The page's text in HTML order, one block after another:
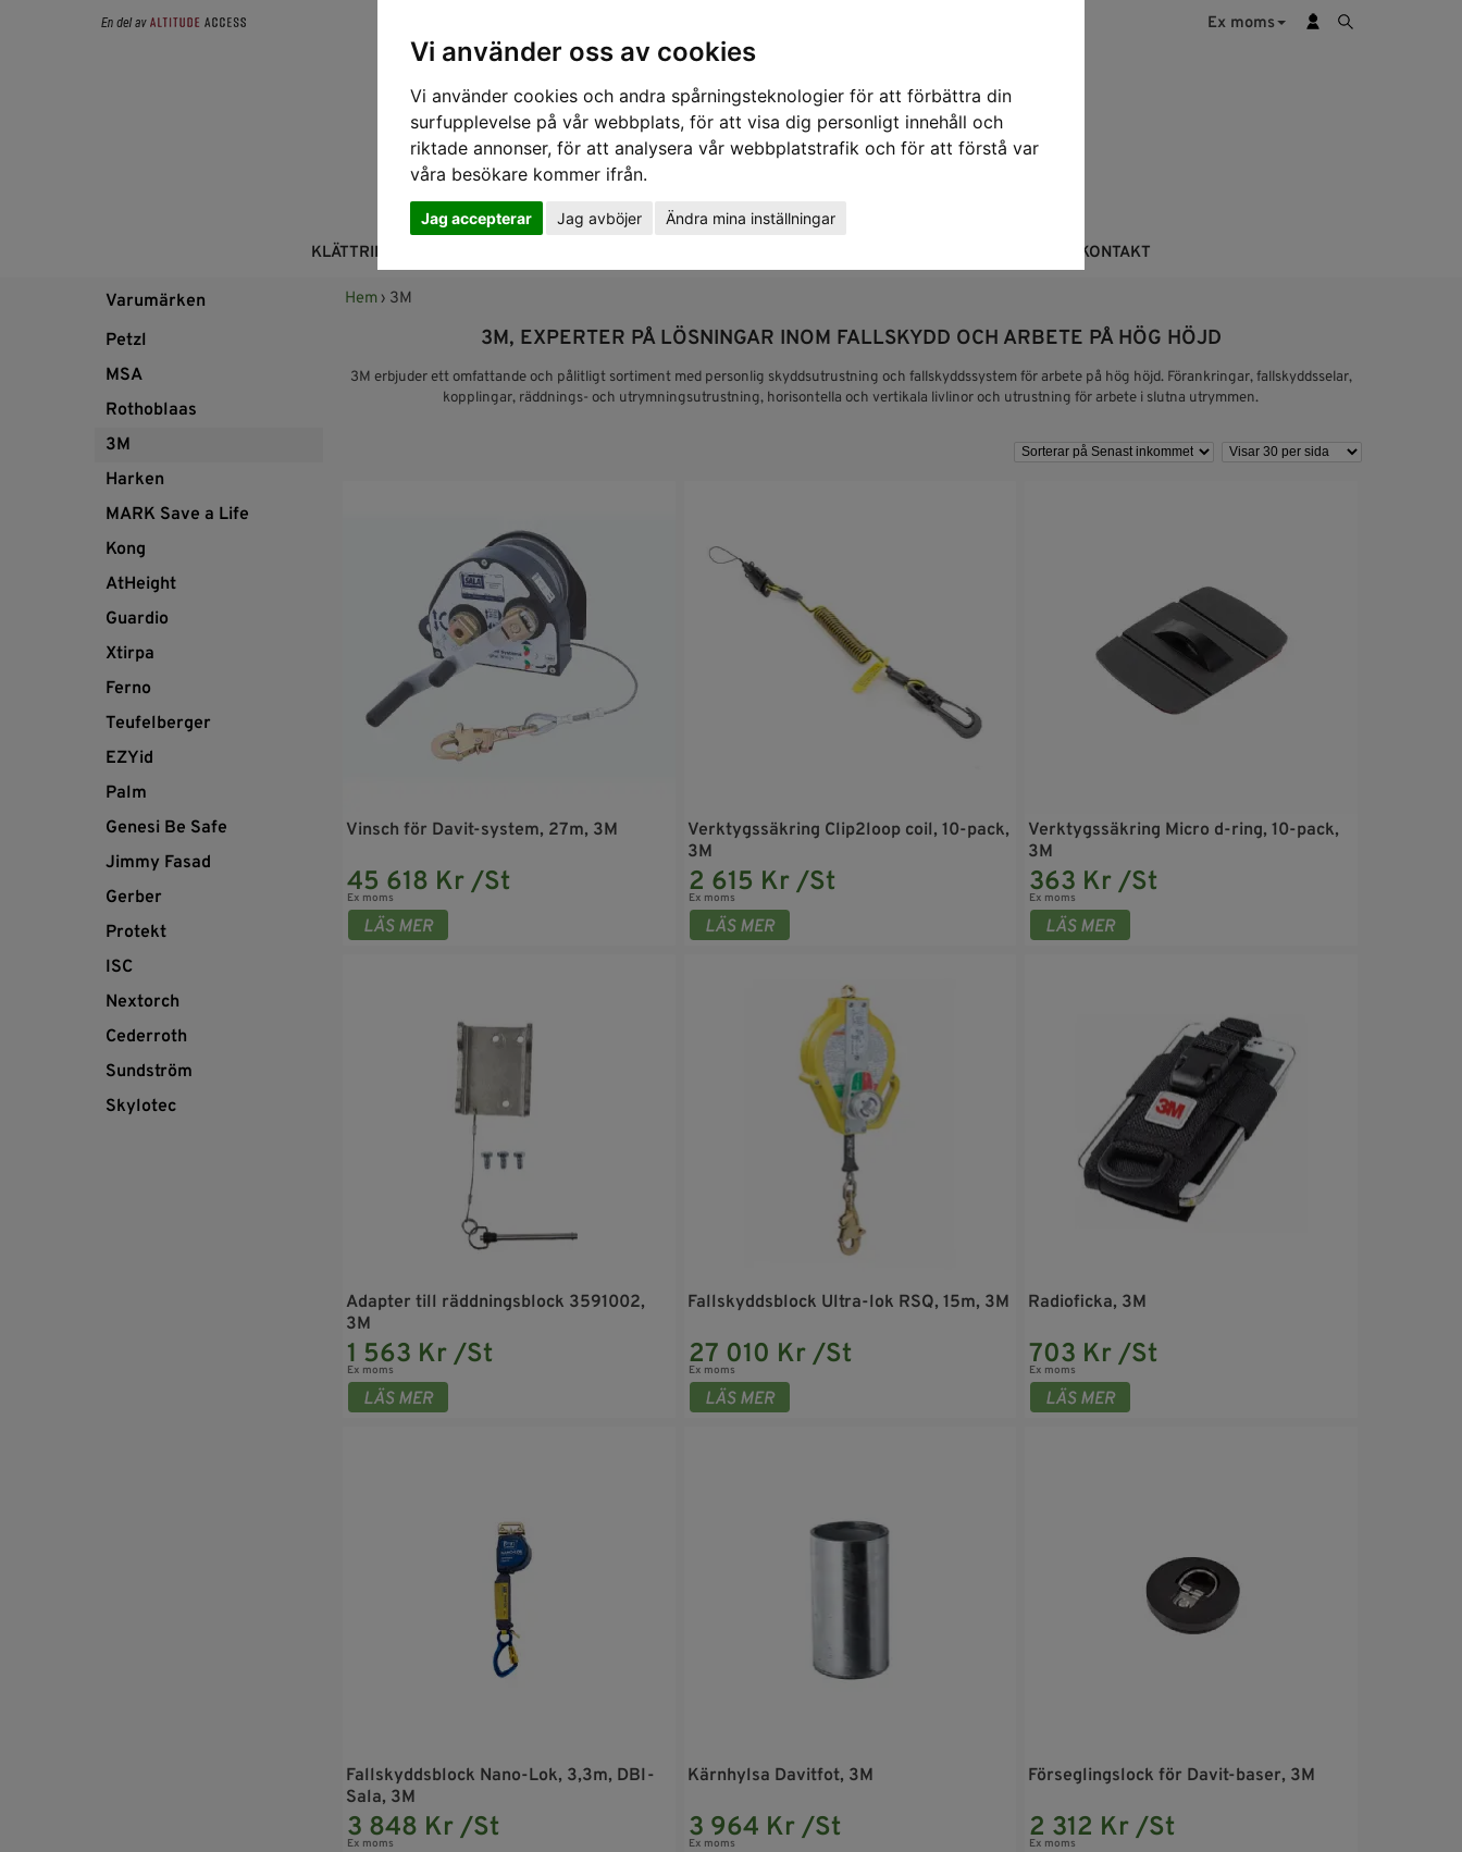
Vi använder oss av cookies
Vi använder cookies och andra spårningsteknologier för att förbättra din
surfupplevelse på vår webbplats, för att visa dig personligt innehåll och
riktade annonser, för att analysera vår webbplatstrafik och för att förstå var
våra besökare kommer ifrån.
Jag accepterar Jag avböjer Ändra mina inställningar
Ex moms
KLÄTTRING KONTAKT
Varumärken
Petzl
MSA
Rothoblaas
3M
Harken
MARK Save a Life
Kong
AtHeight
Guardio
Xtirpa
Ferno
Teufelberger
EZYid
Palm
Genesi Be Safe
Jimmy Fasad
Gerber
Protekt
ISC
Nextorch
Cederroth
Sundström
Skylotec
Hem› 3M
3M, EXPERTER PÅ LÖSNINGAR INOM FALLSKYDD OCH ARBETE PÅ HÖG HÖJD
3M erbjuder ett omfattande och pålitligt sortiment med personlig skyddsutrustning och fallskyddssystem för arbete på hög höjd. Förankringar, fallskyddsselar,
kopplingar, räddnings- och utrymningsutrustning, horisontella och vertikala livlinor och utrustning för arbete i slutna utrymmen.
Vinsch för Davit-system, 27m, 3M
45 618 Kr /St
Ex moms
Verktygssäkring Clip2loop coil, 10-pack,
3M
2 615 Kr /St
Ex moms
Verktygssäkring Micro d-ring, 10-pack,
3M
363 Kr /St
Ex moms
Adapter till räddningsblock 3591002,
3M
1 563 Kr /St
Ex moms
Fallskyddsblock Ultra-lok RSQ, 15m, 3M
27 010 Kr /St
Ex moms
Radioficka, 3M
703 Kr /St
Ex moms
Fallskyddsblock Nano-Lok, 3,3m, DBI-
Sala, 3M
3 848 Kr /St
Ex moms
Kärnhylsa Davitfot, 3M
3 964 Kr /St
Ex moms
Förseglingslock för Davit-baser, 3M
2 312 Kr /St
Ex moms